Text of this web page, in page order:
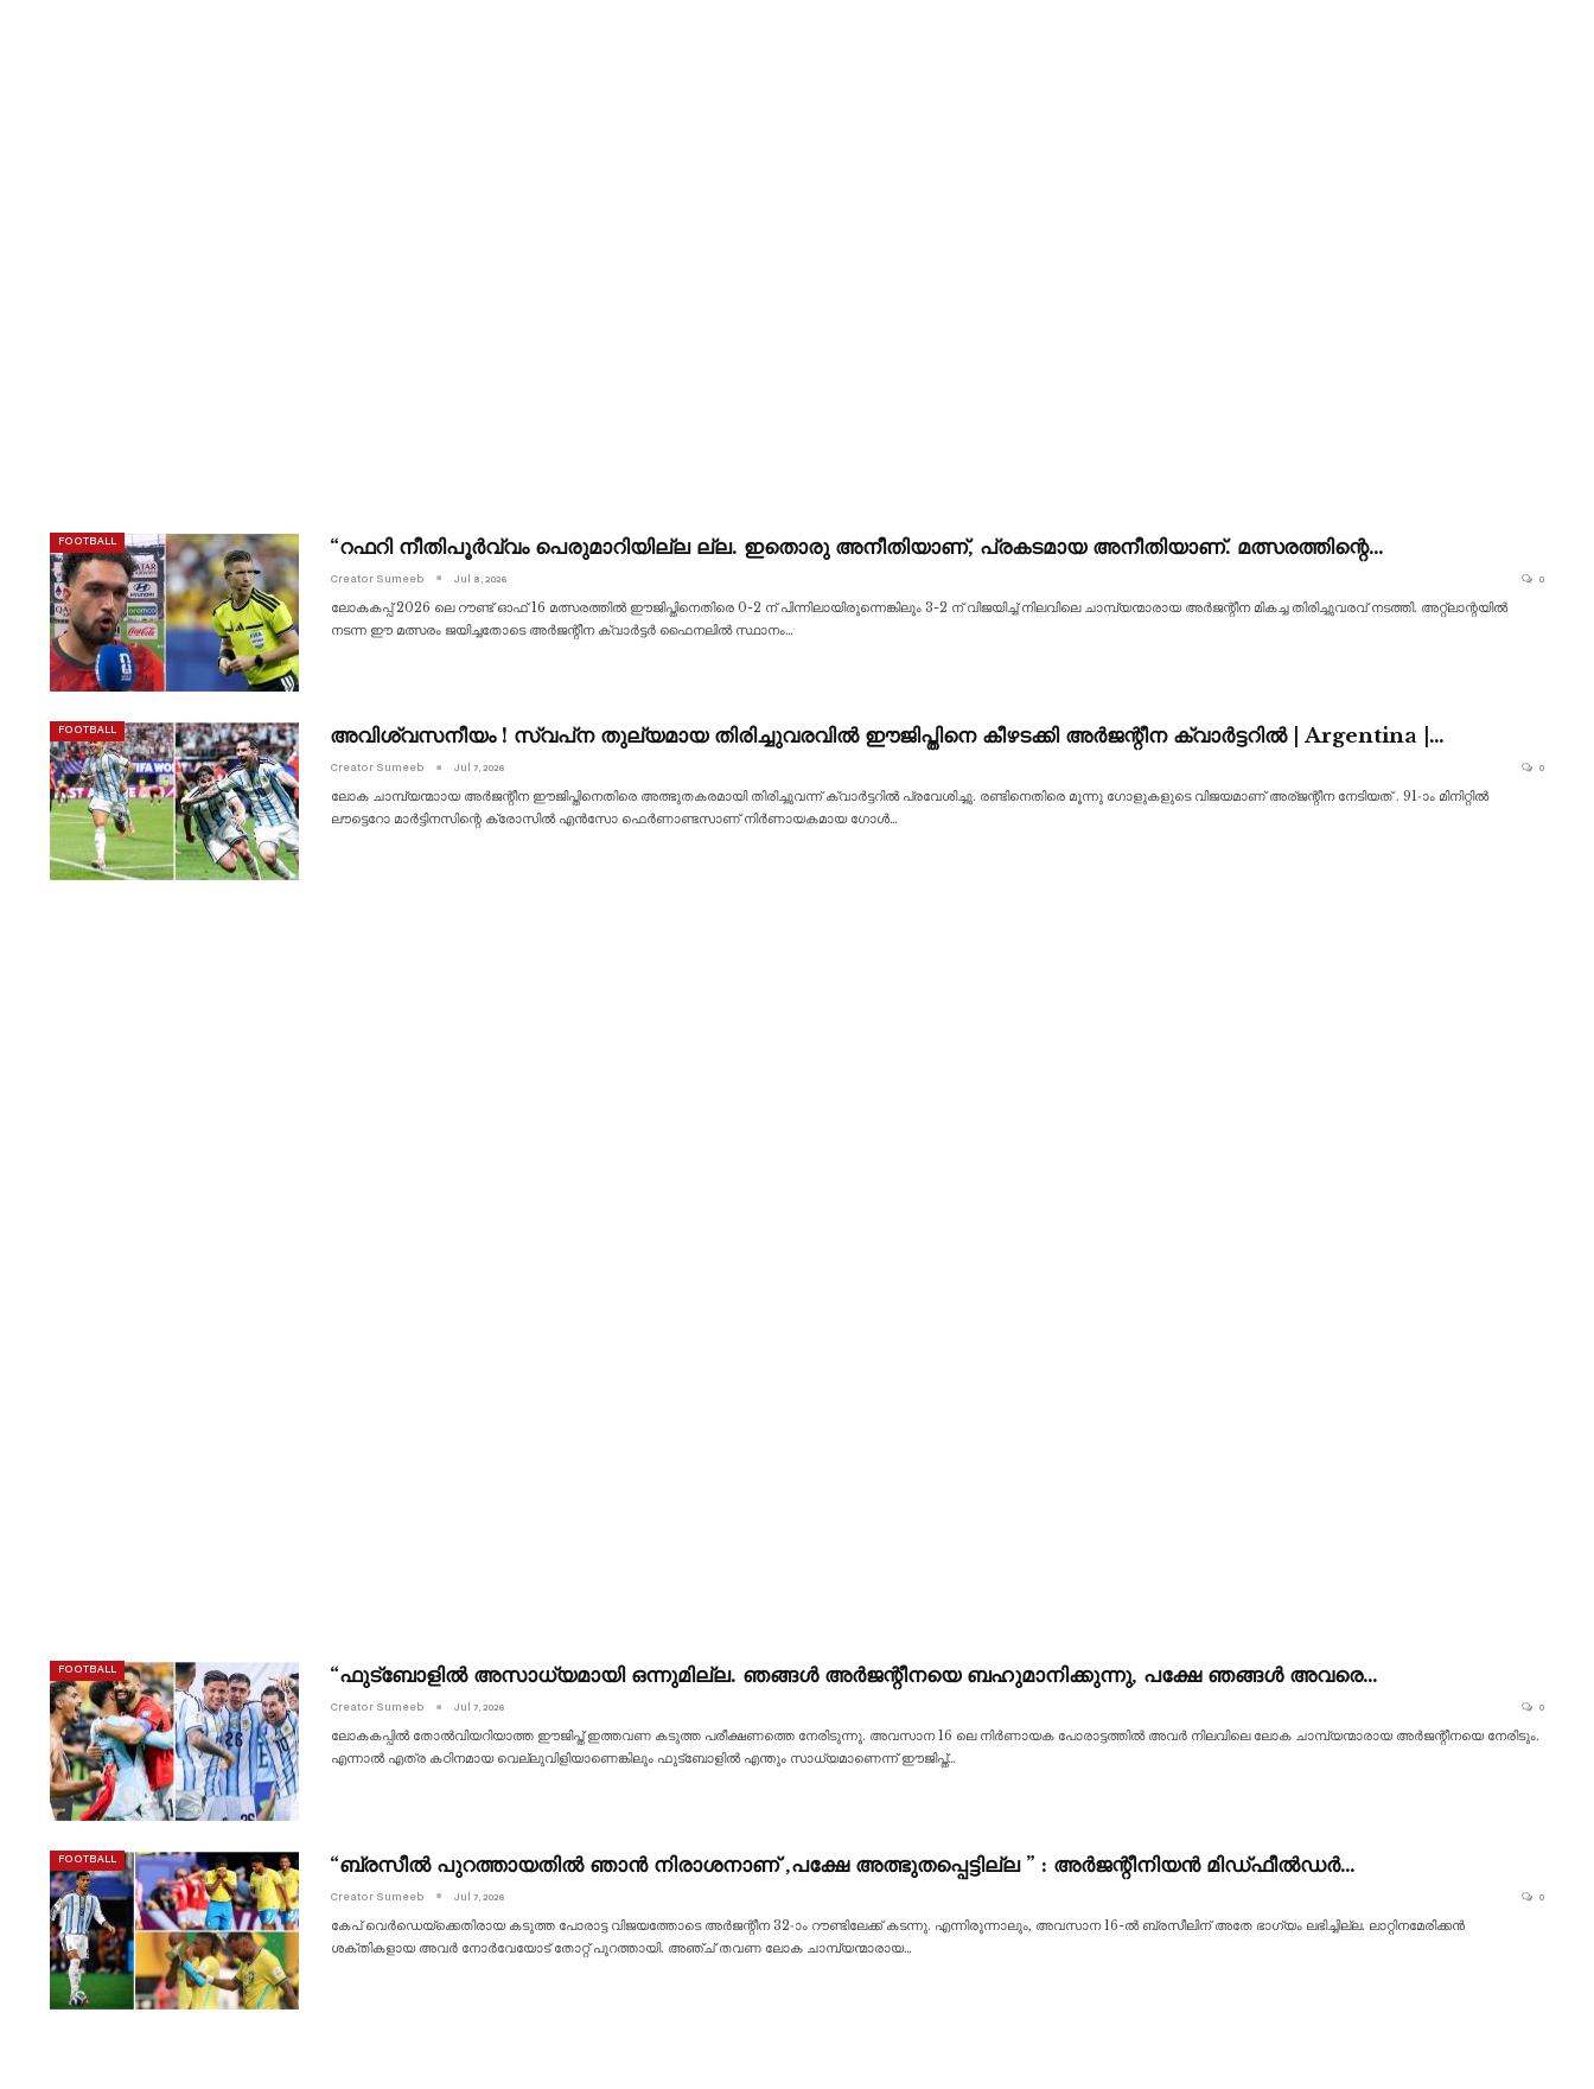
FOOTBALL “റഫറി നീതിപൂർവ്വം പെരുമാറിയില്ല ല്ല. ഇതൊരു അനീതിയാണ്, പ്രകടമായ അനീതിയാണ്. മത്സരത്തിന്റെ…
Creator Sumeeb Jul 8, 2026 0
ലോകകപ്പ് 2026 ലെ റൗണ്ട് ഓഫ് 16 മത്സരത്തിൽ ഈജിപ്തിനെതിരെ 0-2 ന് പിന്നിലായിരുന്നെങ്കിലും 3-2 ന് വിജയിച്ച് നിലവിലെ ചാമ്പ്യന്മാരായ അർജന്റീന മികച്ച തിരിച്ചുവരവ് നടത്തി. അറ്റ്ലാന്റയിൽ
നടന്ന ഈ മത്സരം ജയിച്ചതോടെ അർജന്റീന ക്വാർട്ടർ ഫൈനലിൽ സ്ഥാനം…
FOOTBALL അവിശ്വസനീയം ! സ്വപ്‌ന തുല്യമായ തിരിച്ചുവരവിൽ ഈജിപ്തിനെ കീഴടക്കി അർജന്റീന ക്വാർട്ടറിൽ | Argentina |…
Creator Sumeeb Jul 7, 2026 0
ലോക ചാമ്പ്യന്മാായ അർജന്റീന ഈജിപ്തിനെതിരെ അത്ഭുതകരമായി തിരിച്ചുവന്ന് ക്വാർട്ടറിൽ പ്രവേശിച്ചു. രണ്ടിനെതിരെ മൂന്നു ഗോളുകളുടെ വിജയമാണ് അര്ജന്റീന നേടിയത് . 91-ാം മിനിറ്റിൽ
ലൗട്ടെറോ മാർട്ടിനസിന്റെ ക്രോസിൽ എൻസോ ഫെർണാണ്ടസാണ് നിർണായകമായ ഗോൾ…
FOOTBALL “ഫുട്ബോളിൽ അസാധ്യമായി ഒന്നുമില്ല. ഞങ്ങൾ അർജന്റീനയെ ബഹുമാനിക്കുന്നു, പക്ഷേ ഞങ്ങൾ അവരെ…
Creator Sumeeb Jul 7, 2026 0
ലോകകപ്പിൽ തോൽവിയറിയാത്ത ഈജിപ്ത് ഇത്തവണ കടുത്ത പരീക്ഷണത്തെ നേരിടുന്നു. അവസാന 16 ലെ നിർണായക പോരാട്ടത്തിൽ അവർ നിലവിലെ ലോക ചാമ്പ്യന്മാരായ അർജന്റീനയെ നേരിടും.
എന്നാൽ എത്ര കഠിനമായ വെല്ലുവിളിയാണെങ്കിലും ഫുട്ബോളിൽ എന്തും സാധ്യമാണെന്ന് ഈജിപ്ത്…
FOOTBALL “ബ്രസീൽ പുറത്തായതിൽ ഞാൻ നിരാശനാണ് ,പക്ഷേ അത്ഭുതപ്പെട്ടില്ല ” : അർജന്റീനിയൻ മിഡ്ഫീൽഡർ…
Creator Sumeeb Jul 7, 2026 0
കേപ് വെർഡെയ്‌ക്കെതിരായ കടുത്ത പോരാട്ട വിജയത്തോടെ അർജന്റീന 32-ാം റൗണ്ടിലേക്ക് കടന്നു. എന്നിരുന്നാലും, അവസാന 16-ൽ ബ്രസീലിന് അതേ ഭാഗ്യം ലഭിച്ചില്ല. ലാറ്റിനമേരിക്കൻ
ശക്തികളായ അവർ നോർവേയോട് തോറ്റ് പുറത്തായി. അഞ്ച് തവണ ലോക ചാമ്പ്യന്മാരായ…